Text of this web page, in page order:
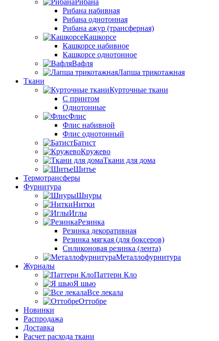
Рибана
Рибана набивная
Рибана однотонная
Рибана ажур (трансферная)
Кашкорсе
Кашкорсе набивное
Кашкорсе однотонное
Вафля
Лапша трикотажная
Ткани
Курточные ткани
С принтом
Однотонные
Флис
Флис набивной
Флис однотонный
Батист
Кружево
Ткани для дома
Шитье
Термотрансферы
Фурнитура
Шнуры
Нитки
Иглы
Резинка
Резинка декоративная
Резинка мягкая (для боксеров)
Силиконовая резинка (лента)
Металлофурнитура
Журналы
Паттерн Кло
Я шью
Все лекала
Оттобре
Новинки
Распродажа
Доставка
Расчет расхода ткани